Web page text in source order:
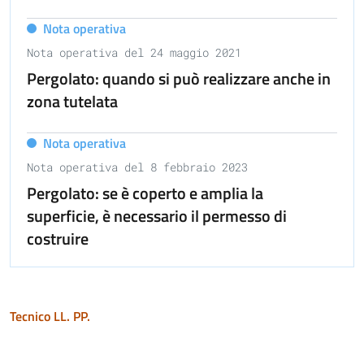
Nota operativa
Nota operativa del 24 maggio 2021
Pergolato: quando si può realizzare anche in
zona tutelata
Nota operativa
Nota operativa del 8 febbraio 2023
Pergolato: se è coperto e amplia la
superficie, è necessario il permesso di
costruire
Tecnico LL. PP.